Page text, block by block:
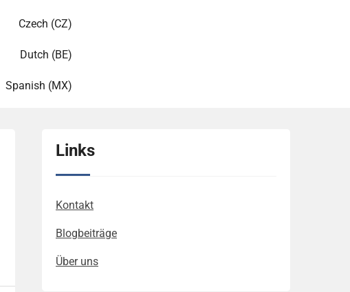
Czech (CZ)
Dutch (BE)
Spanish (MX)
Links
Kontakt
Blogbeiträge
Über uns